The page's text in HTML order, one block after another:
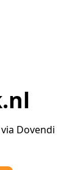
Dovendi